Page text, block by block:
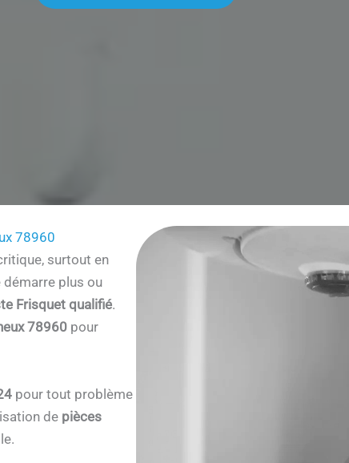
78960
surtout en
démarre plus ou
Frisquet qualifié.
78960pour
pour tout problème
de pièces